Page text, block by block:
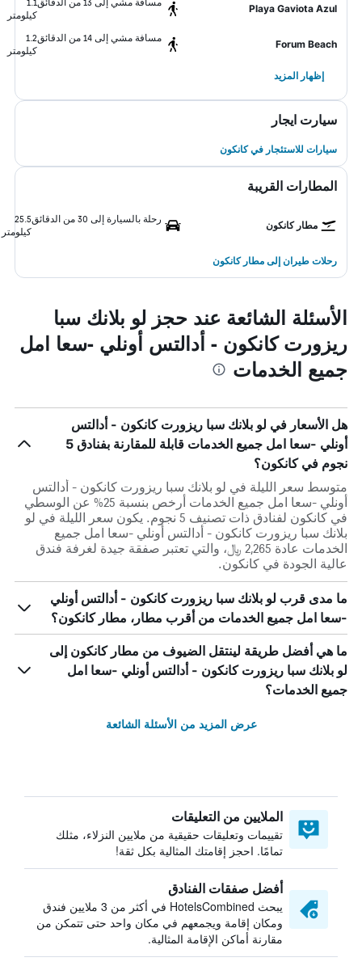
Playa Gaviota Azul
كيلومتر
Forum Beach
مسافة مشي إلى 14 من الدقائق
1.2
كيلومتر
إظهار المزيد
سيارت ايجار
سيارات للاستئجار في كانكون
المطارات القريبة
مطار كانكون
رحلة بالسيارة إلى 30 من الدقائق
25.5
كيلومتر
رحلات طيران إلى مطار كانكون
الأسئلة الشائعة عند حجز لو بلانك سبا
ريزورت كانكون - أدالتس أونلي -سعا امل
جميع الخدمات
هل الأسعار في لو بلانك سبا ريزورت كانكون - أدالتس
أونلي -سعا امل جميع الخدمات قابلة للمقارنة بفنادق 5
نجوم في كانكون؟
متوسط سعر الليلة في لو بلانك سبا ريزورت كانكون - أدالتس
أونلي -سعا امل جميع الخدمات أرخص بنسبة 25% عن الوسطي
في كانكون لفنادق ذات تصنيف 5 نجوم. يكون سعر الليلة في لو
بلانك سبا ريزورت كانكون - أدالتس أونلي -سعا امل جميع
الخدمات عادة 2,265 ﷼، والتي تعتبر صفقة جيدة لغرفة فندق
عالية الجودة في كانكون.
ما مدى قرب لو بلانك سبا ريزورت كانكون - أدالتس أونلي
-سعا امل جميع الخدمات من أقرب مطار، مطار كانكون؟
ما هي أفضل طريقة لينتقل الضيوف من مطار كانكون إلى
لو بلانك سبا ريزورت كانكون - أدالتس أونلي -سعا امل
جميع الخدمات؟
عرض المزيد من الأسئلة الشائعة
الملايين من التعليقات
تقييمات وتعليقات حقيقية من ملايين النزلاء، مثلك
تمامًا. احجز إقامتك المثالية بكل ثقة!
أفضل صفقات الفنادق
يبحث HotelsCombined في أكثر من 3 ملايين فندق
ومكان إقامة ويجمعهم في مكان واحد حتى تتمكن من
مقارنة أماكن الإقامة المثالية.